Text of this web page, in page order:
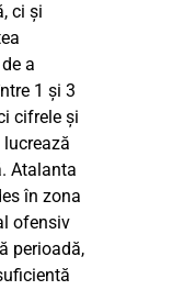
ci și
a
1 și 3
cifrele și
Atalanta
în zona
ofensiv
perioadă,